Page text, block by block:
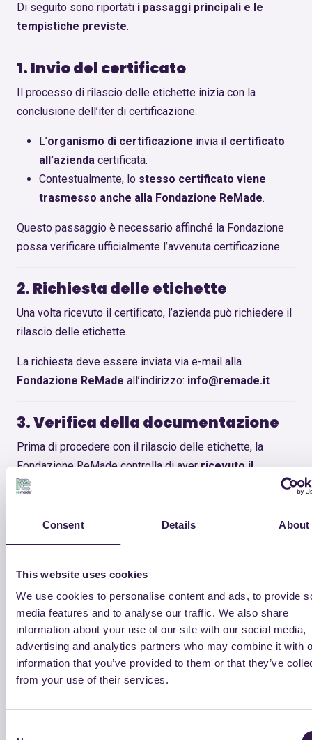
Consent Details About
This website uses cookies
We use cookies to personalise content and ads, to provide
media features and to analyse our traffic. We also share
information about your use of our site with our social media,
advertising and analytics partners who may combine it with
information that you’ve provided to them or that they’ve
from your use of their services.
Di seguito sono riportati i passaggi principali e le
tempistiche previste.
1. Invio del certificato
Il processo di rilascio delle etichette inizia con la
conclusione dell’iter di certificazione.
L’organismo di certificazione invia il certificato
all’azienda certificata.
Contestualmente, lo stesso certificato viene
trasmesso anche alla Fondazione ReMade.
Questo passaggio è necessario affinché la Fondazione
possa verificare ufficialmente l’avvenuta certificazione.
2. Richiesta delle etichette
Una volta ricevuto il certificato, l’azienda può richiedere il
rilascio delle etichette.
La richiesta deve essere inviata via e-mail alla
Fondazione ReMade all’indirizzo: info@remade.it
3. Verifica della documentazione
Prima di procedere con il rilascio delle etichette, la
Fondazione ReMade controlla di averricevuto il
certificato anche direttamente dall’organismo di
certificazione;
Una volta completata questa verifica, la Fondazione
all’aziendale tempistiche previste per il rilascio delle
etichette
, in base alla tipologia richiesta.
4. Nuove tempistiche di rilascio
delle etichette
Le tempistiche variano in funzione della